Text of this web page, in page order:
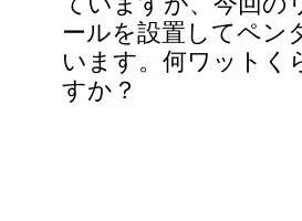
ールを設置してペン
います。何ワットく
すか？